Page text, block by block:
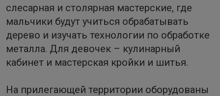
слесарная и столярная мастерские, где
мальчики будут учиться обрабатывать
дерево и изучать технологии по обработке
металла. Для девочек – кулинарный
кабинет и мастерская кройки и шитья.
На прилегающей территории оборудованы